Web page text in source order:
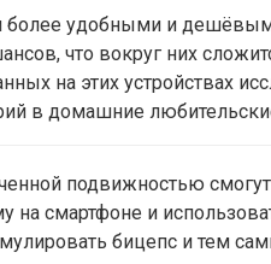
удобными и
что вокруг них
на этих устройствах
в домашние
подвижностью
на смартфоне и
бицепс и тем